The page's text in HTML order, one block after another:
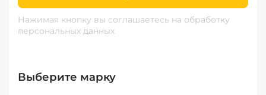
Нажимая кнопку вы соглашаетесь на обработку
персональных данных
Выберите марку